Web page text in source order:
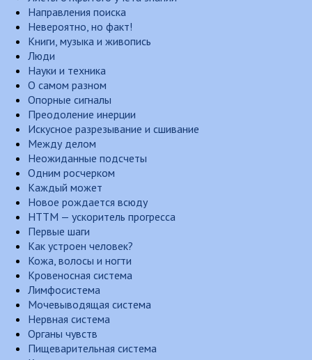
Направления поиска
Невероятно, но факт!
Книги, музыка и живопись
Люди
Науки и техника
О самом разном
Опорные сигналы
Преодоление инерции
Искусное разрезывание и сшивание
Между делом
Неожиданные подсчеты
Одним росчерком
Каждый может
Новое рождается всюду
НТТМ — ускоритель прогресса
Первые шаги
Как устроен человек?
Кожа, волосы и ногти
Кровеносная система
Лимфосистема
Мочевыводящая система
Нервная система
Органы чувств
Пищеварительная система